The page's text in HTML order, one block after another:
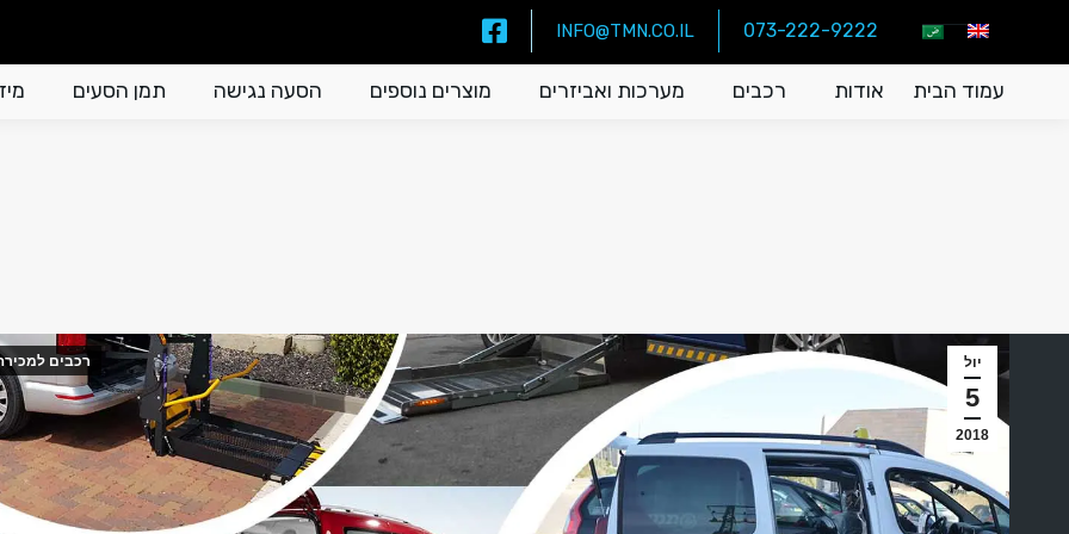
073-222-9222
INFO@TMN.CO.IL
עמוד הבית אודות רכבים מערכות ואביזרים מוצרים נוספים הסעה נגישה תמן הסעים
יול
5
2018
רכבים